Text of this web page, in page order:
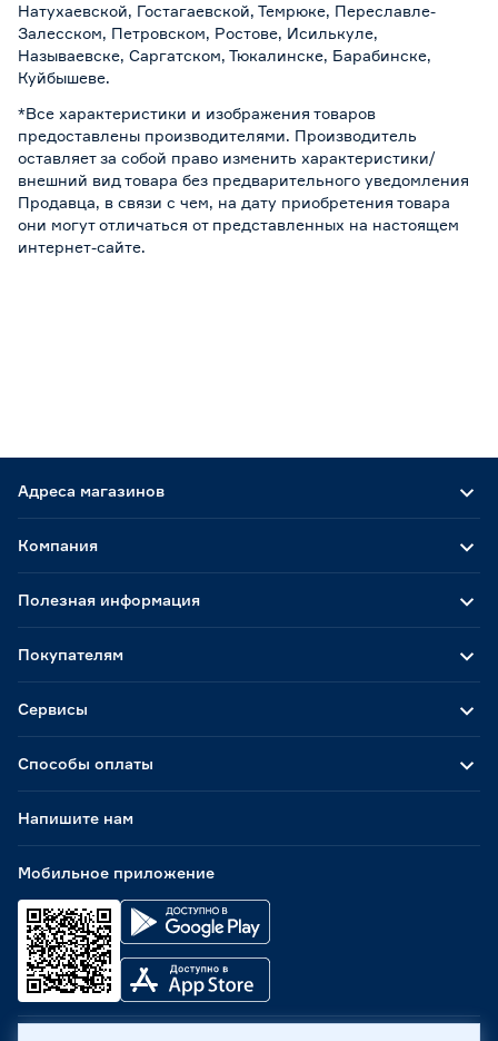
Натухаевской, Гостагаевской, Темрюке, Переславле-
Залесском, Петровском, Ростове, Исилькуле,
Называевске, Саргатском, Тюкалинске, Барабинске,
Куйбышеве.
*Все характеристики и изображения товаров
предоставлены производителями. Производитель
оставляет за собой право изменить характеристики/
внешний вид товара без предварительного уведомления
Продавца, в связи с чем, на дату приобретения товара
они могут отличаться от представленных на настоящем
интернет-сайте.
Адреса магазинов
Способы оплаты
Мобильное приложение
Компания
Полезная информация
Покупателям
Сервисы
Напишите нам